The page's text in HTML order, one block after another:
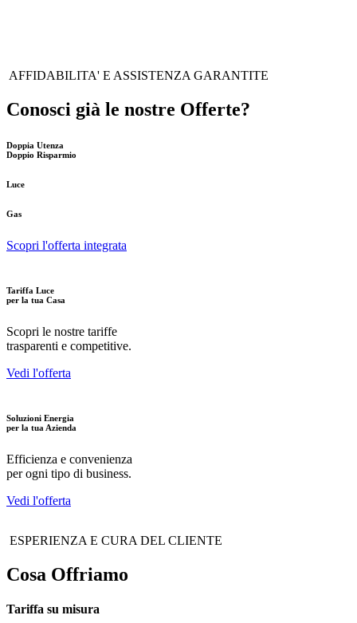
AFFIDABILITA' E ASSISTENZA GARANTITE
Conosci già le nostre Offerte?
Doppia Utenza
Doppio Risparmio
Luce
Gas
Scopri l'offerta integrata
Tariffa Luce
per la tua Casa
Scopri le nostre tariffe
trasparenti e competitive.
Vedi l'offerta
Soluzioni Energia
per la tua Azienda
Efficienza e convenienza
per ogni tipo di business.
Vedi l'offerta
ESPERIENZA E CURA DEL CLIENTE
Cosa Offriamo
Tariffa su misura